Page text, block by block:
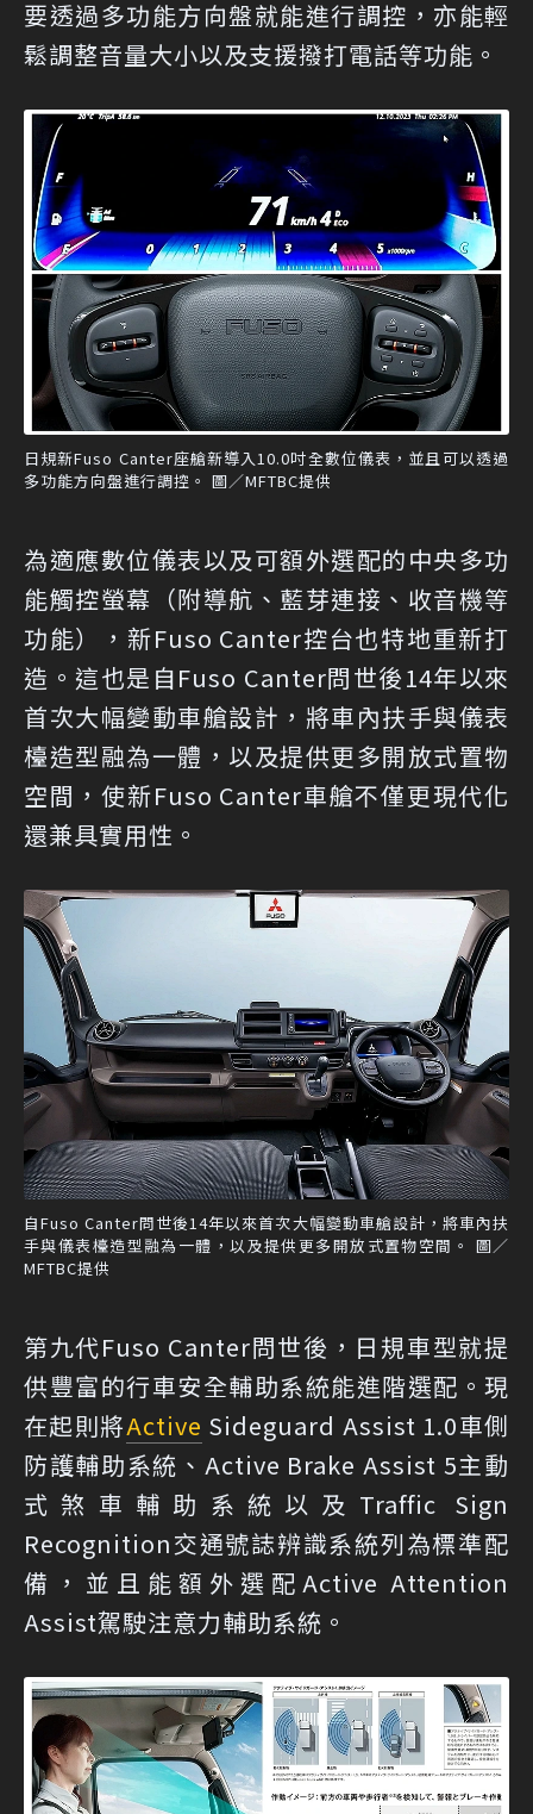
要透過多功能方向盤就能進行調控，亦能輕
鬆調整音量大小以及支援撥打電話等功能。
日規新Fuso Canter座艙新導入10.0吋全數位儀表，並且可以透過
多功能方向盤進行調控。 圖／MFTBC提供
為適應數位儀表以及可額外選配的中央多功
能觸控螢幕（附導航、藍芽連接、收音機等
功能），新Fuso Canter控台也特地重新打
造。這也是自Fuso Canter問世後14年以來
首次大幅變動車艙設計，將車內扶手與儀表
檯造型融為一體，以及提供更多開放式置物
空間，使新Fuso Canter車艙不僅更現代化
還兼具實用性。
自Fuso Canter問世後14年以來首次大幅變動車艙設計，將車內扶
手與儀表檯造型融為一體，以及提供更多開放式置物空間。 圖／
MFTBC提供
第九代Fuso Canter問世後，日規車型就提
供豐富的行車安全輔助系統能進階選配。現
在起則將Active Sideguard Assist 1.0車側
防護輔助系統、Active Brake Assist 5主動
式煞車輔助系統以及Traffic Sign
Recognition交通號誌辨識系統列為標準配
備，並且能額外選配Active Attention
Assist駕駛注意力輔助系統。